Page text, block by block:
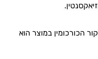
14 לוידוא שמקור הכורכומין במוצר הוא